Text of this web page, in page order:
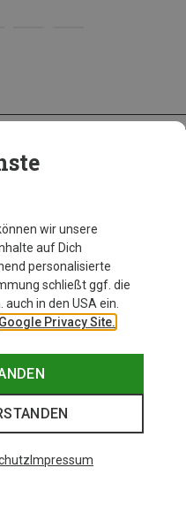
wir unsere
auf Dich
personalisierte
schließt ggf. die
in den USA ein.
Google Privacy Site.
Impressum